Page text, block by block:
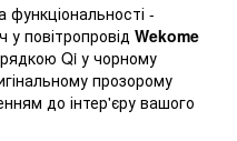
функціональності -
повітропровід Wekome
Qi у чорному
прозорому
до інтер'єру вашого